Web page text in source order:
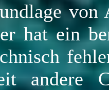
hat ein
andere